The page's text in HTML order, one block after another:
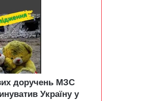
доручень МЗС
Україну у